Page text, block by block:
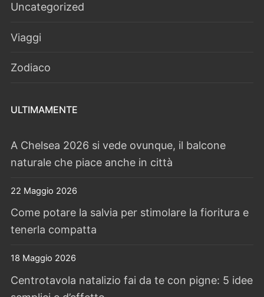
Uncategorized
Viaggi
Zodiaco
ULTIMAMENTE
A Chelsea 2026 si vede ovunque, il balcone
naturale che piace anche in città
22 Maggio 2026
Come potare la salvia per stimolare la fioritura e
tenerla compatta
18 Maggio 2026
Centrotavola natalizio fai da te con pigne: 5 idee